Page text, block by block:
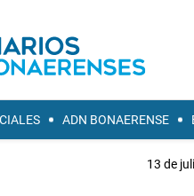
ADN BONAERENSE
13 de